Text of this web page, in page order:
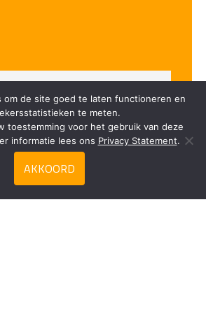
om de site goed te laten functioneren en
te meten.
toestemming voor het gebruik van deze
informatie lees ons Privacy Statement.
AKKOORD